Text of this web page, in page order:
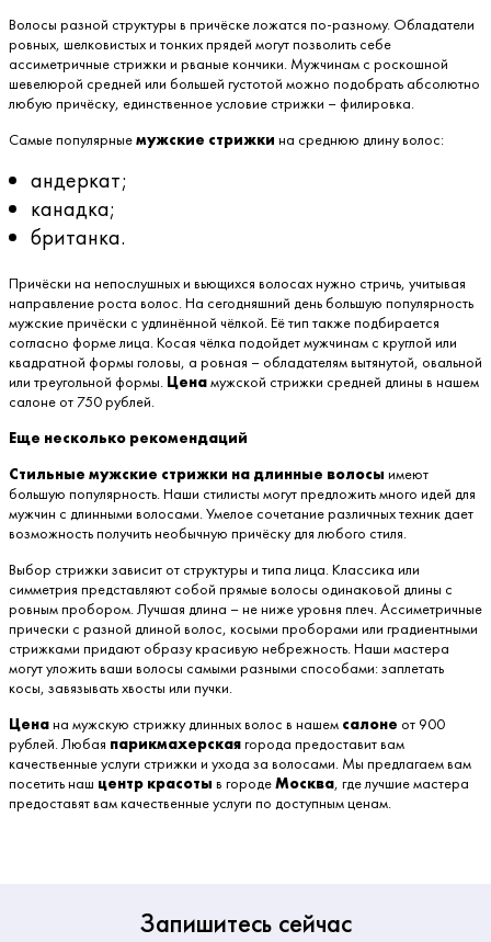
Волосы разной структуры в причёске ложатся по-разному. Обладатели
ровных, шелковистых и тонких прядей могут позволить себе
ассиметричные стрижки и рваные кончики. Мужчинам с роскошной
шевелюрой средней или большей густотой можно подобрать абсолютно
любую причёску, единственное условие стрижки – филировка.
Самые популярныемужские стрижки на среднюю длину волос:
андеркат;
канадка;
британка.
Причёски на непослушных и вьющихся волосах нужно стричь, учитывая
направление роста волос. На сегодняшний день большую популярность
мужские причёски с удлинённой чёлкой. Её тип также подбирается
согласно форме лица. Косая чёлка подойдет мужчинам с круглой или
квадратной формы головы, а ровная – обладателям вытянутой, овальной
или треугольной формы. Ценамужской стрижки средней длины в нашем
салоне от 750 рублей.
Еще несколько рекомендаций
Стильные мужские стрижки на длинные волосы имеют
большую популярность. Наши стилисты могут предложить много идей для
мужчин с длинными волосами. Умелое сочетание различных техник дает
возможность получить необычную причёску для любого стиля.
Выбор стрижки зависит от структуры и типа лица. Классика или
симметрия представляют собой прямые волосы одинаковой длины с
ровным пробором. Лучшая длина – не ниже уровня плеч. Ассиметричные
прически с разной длиной волос, косыми проборами или градиентными
стрижками придают образу красивую небрежность. Наши мастера
могут уложить ваши волосы самыми разными способами: заплетать
косы, завязывать хвосты или пучки.
Ценана мужскую стрижку длинных волос в нашем салоне от 900
рублей. Любая парикмахерскаягорода предоставит вам
качественные услуги стрижки и ухода за волосами. Мы предлагаем вам
посетить наш центр красоты в городеМосква, где лучшие мастера
предоставят вам качественные услуги по доступным ценам.
Запишитесь сейчас